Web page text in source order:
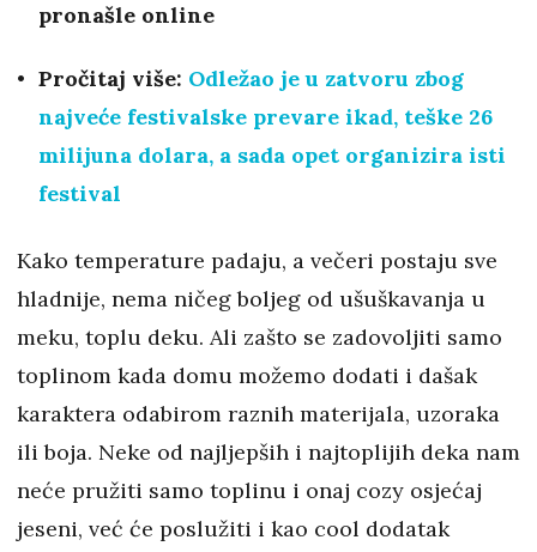
pronašle online
Pročitaj više: Odležao je u zatvoru zbog
najveće festivalske prevare ikad, teške 26
milijuna dolara, a sada opet organizira isti
festival
Kako temperature padaju, a večeri postaju sve
hladnije, nema ničeg boljeg od ušuškavanja u
meku, toplu deku. Ali zašto se zadovoljiti samo
toplinom kada domu možemo dodati i dašak
karaktera odabirom raznih materijala, uzoraka
ili boja. Neke od najljepših i najtoplijih deka nam
neće pružiti samo toplinu i onaj cozy osjećaj
jeseni, već će poslužiti i kao cool dodatak